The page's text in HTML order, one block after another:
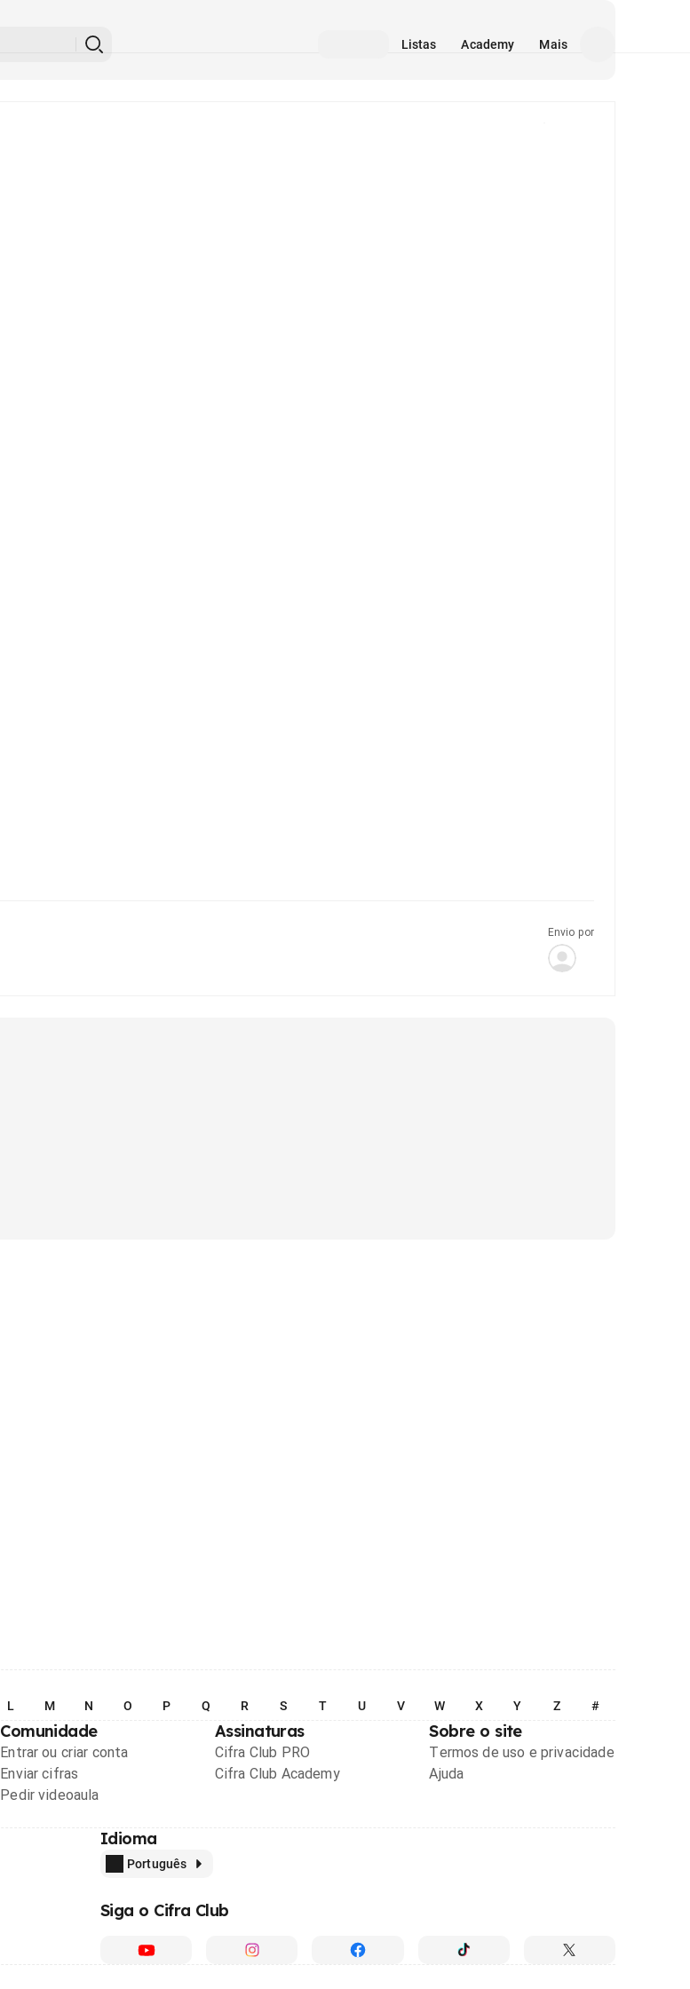
Listas Academy Mais
Envio por
L M N O P Q R S T U V W X Y Z #
Comunidade
Entrar ou criar conta
Enviar cifras
Pedir videoaula
Assinaturas
Cifra Club PRO
Cifra Club Academy
Sobre o site
Termos de uso e privacidade
Ajuda
Idioma
Português
Siga o Cifra Club